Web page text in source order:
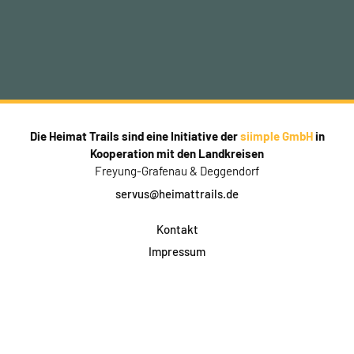
Die Heimat Trails sind eine Initiative dersiimple GmbHin
Kooperation mit den Landkreisen
Freyung-Grafenau & Deggendorf
servus@heimattrails.de
Kontakt
Impressum